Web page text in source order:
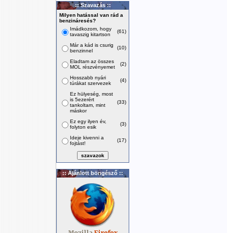
:: Szavazás ::
Milyen hatással van rád a
benzináresés?
Imádkozom, hogy
tavaszig kitartson
(61)
Már a kád is csurig
benzinnel
(10)
Eladtam az összes
MOL részvényemet
(2)
Hosszabb nyári
túrákat szervezek
(4)
Ez hülyeség, most
is 5ezerért
tankoltam, mint
máskor
(33)
Ez egy ilyen év,
folyton esik
(3)
Ideje kivenni a
fojtást!
(17)
:: Ajánlott böngésző ::